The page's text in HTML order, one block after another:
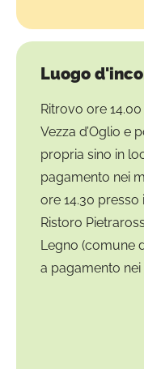
Luogo
Ritrovo ore
Vezza d’Oglio e
propria sino in
pagamento nei
ore 14.30
Ristoro
Legno (comune
a pagamento nei